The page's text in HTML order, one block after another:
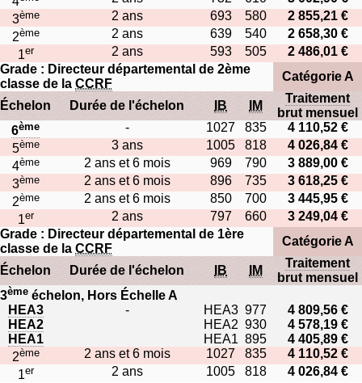
3ème 2 ans 693 580
2 855,21 €
2ème 2 ans 639 540
2 658,30 €
1er 2 ans 593 505
2 486,01 €
Grade : Directeur départemental de 2ème
classe de la CCRF
Catégorie A
Échelon Durée de l'échelon IB IM
Traitement
brut mensuel
6ème - 1027 835
4 110,52 €
5ème 3 ans 1005 818
4 026,84 €
4ème 2 ans et 6 mois 969 790
3 889,00 €
3ème 2 ans et 6 mois 896 735
3 618,25 €
2ème 2 ans et 6 mois 850 700
3 445,95 €
1er 2 ans 797 660
3 249,04 €
Grade : Directeur départemental de 1ère
classe de la CCRF
Catégorie A
Échelon Durée de l'échelon IB IM
Traitement
brut mensuel
3ème échelon, Hors Échelle A
HEA3
- HEA3 977
4 809,56 €
HEA2
HEA2 930
4 578,19 €
HEA1
HEA1 895
4 405,89 €
2ème 2 ans et 6 mois 1027 835
4 110,52 €
1er 2 ans 1005 818 4 026,84 €